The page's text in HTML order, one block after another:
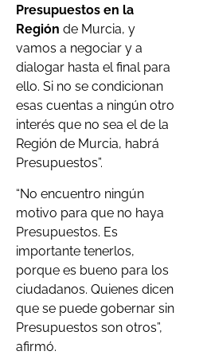
Presupuestos en la
Región de Murcia, y
vamos a negociar y a
dialogar hasta el final para
ello. Si no se condicionan
esas cuentas a ningún otro
interés que no sea el de la
Región de Murcia, habrá
Presupuestos”.
“No encuentro ningún
motivo para que no haya
Presupuestos. Es
importante tenerlos,
porque es bueno para los
ciudadanos. Quienes dicen
que se puede gobernar sin
Presupuestos son otros”,
afirmó.